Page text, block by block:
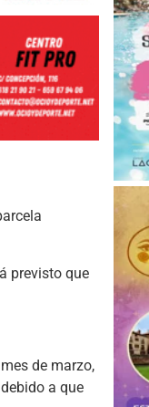
previsto que
de marzo,
a que